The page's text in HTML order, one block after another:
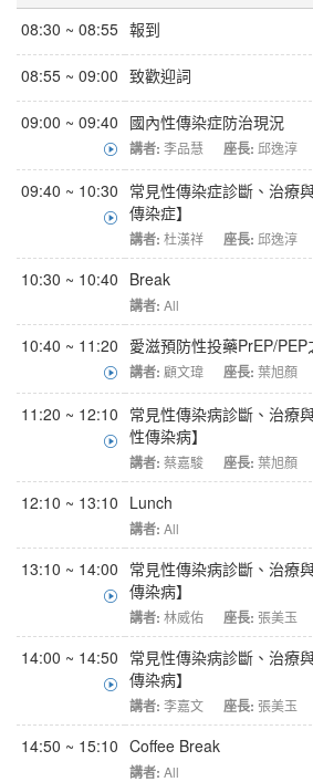
08:30 ~ 08:55 報到
08:55 ~ 09:00 致歡迎詞
09:00 ~ 09:40 國內性傳染症防治現況
講者: 李品慧 座長: 邱逸淳
09:40 ~ 10:30 常見性傳染症診斷、治療
傳染症】
講者: 杜漢祥 座長: 邱逸淳
10:30 ~ 10:40 Break
講者: All
10:40 ~ 11:20 愛滋預防性投藥PrEP/
講者: 顧文瑋 座長: 葉旭顏
11:20 ~ 12:10 常見性傳染病診斷、治療
性傳染病】
講者: 蔡嘉駿 座長: 葉旭顏
12:10 ~ 13:10 Lunch
講者: All
13:10 ~ 14:00 常見性傳染病診斷、治療
傳染病】
講者: 林威佑 座長: 張美玉
14:00 ~ 14:50 常見性傳染病診斷、治療
傳染病】
講者: 李嘉文 座長: 張美玉
14:50 ~ 15:10 Coffee Break
講者: All